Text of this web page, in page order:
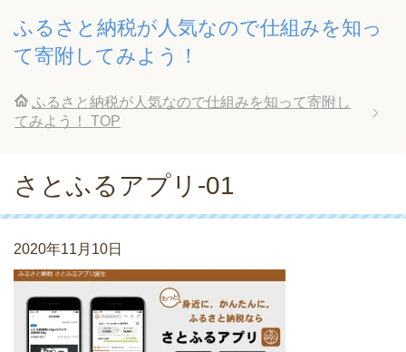
ふるさと納税が人気なので仕組みを知っ
て寄附してみよう！
ふるさと納税が人気なので仕組みを知って寄附し
てみよう！
TOP
さとふるアプリ-01
2020年11月10日